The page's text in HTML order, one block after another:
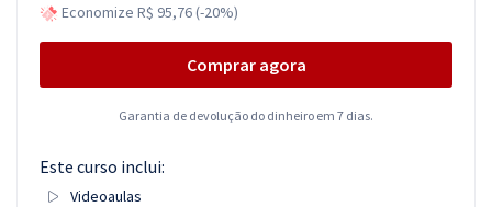
Economize R$ 95,76 (-20%)
Comprar agora
Garantia de devolução do dinheiro em 7 dias.
Este curso inclui:
Videoaulas